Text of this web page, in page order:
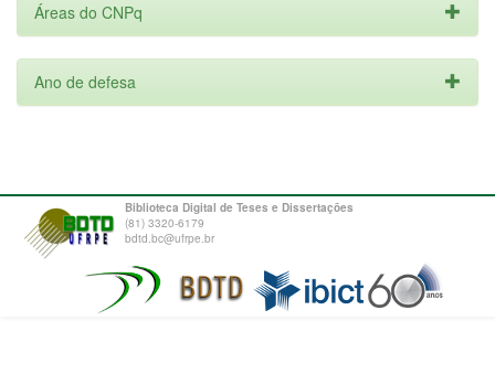
Áreas do CNPq
Ano de defesa
Biblioteca Digital de Teses e Dissertações
(81) 3320-6179
bdtd.bc@ufrpe.br